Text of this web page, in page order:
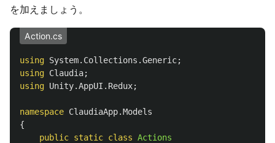
を加えましょう。
Action.cs
using System.Collections.Generic;
using Claudia;
using Unity.AppUI.Redux;
namespace ClaudiaApp.Models
{
public static class Actions